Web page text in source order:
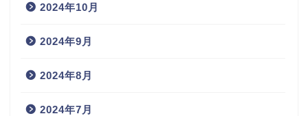
2024年10月
2024年9月
2024年8月
2024年7月